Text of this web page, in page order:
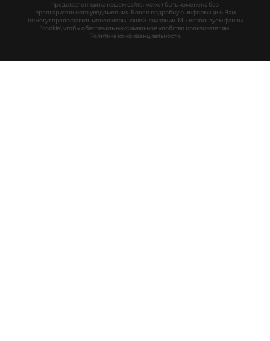
представленная на нашем сайте, может быть изменена без
предварительного уведомления. Более подробную информацию Вам
помогут предоставить менеджеры нашей компании. Мы используем файлы
"cookie", чтобы обеспечить максимальное удобство пользователям.
Политика конфиденциальности.